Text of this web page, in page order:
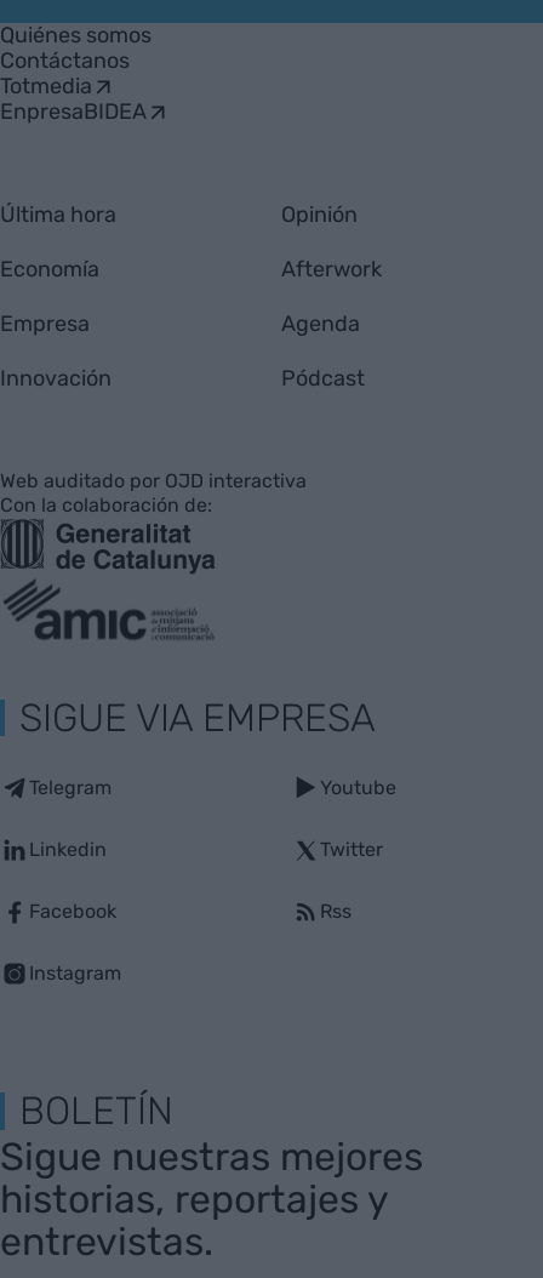
Empresa
Quiénes somos
Contáctanos
Totmedia
EnpresaBIDEA
Última hora
Economía
Empresa
Innovación
Opinión
Afterwork
Agenda
Pódcast
Web auditado por OJD interactiva
Con la colaboración de:
SIGUE VIA EMPRESA
Telegram
Linkedin
Facebook
Instagram
Youtube
Twitter
Rss
BOLETÍN
Sigue nuestras mejores
historias, reportajes y
entrevistas.